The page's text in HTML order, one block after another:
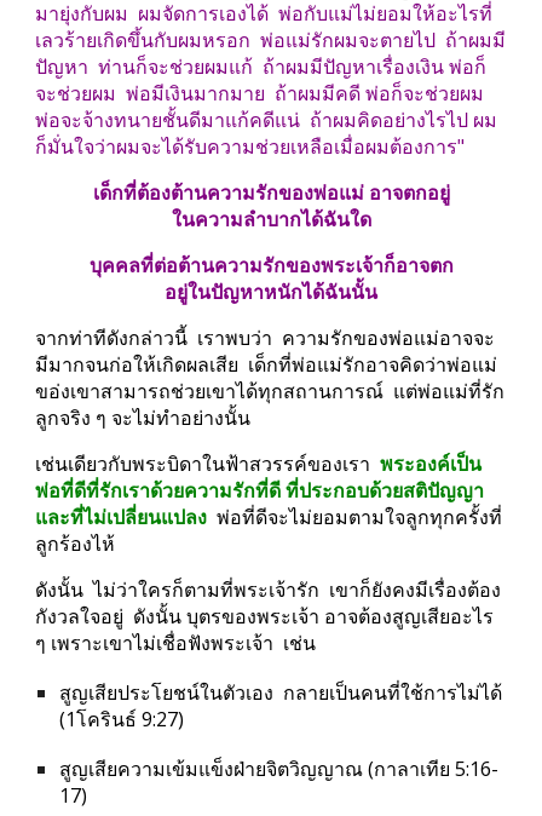
มายุ่งกับผม  ผมจัดการเองได้  พ่อกับแม่ไม่ยอมให้อะไรที่
เลวร้ายเกิดขึ้นกับผมหรอก  พ่อแม่รักผมจะตายไป  ถ้าผมมี
ปัญหา  ท่านก็จะช่วยผมแก้  ถ้าผมมีปัญหาเรื่องเงิน พ่อก็
จะช่วยผม  พ่อมีเงินมากมาย  ถ้าผมมีคดี พ่อก็จะช่วยผม
พ่อจะจ้างทนายชั้นดีมาแก้คดีแน่  ถ้าผมคิดอย่างไรไป ผม
ก็มั่นใจว่าผมจะได้รับความช่วยเหลือเมื่อผมต้องการ"
เด็กที่ต้องต้านความรักของพ่อแม่ อาจตกอยู่
ในความลำบากได้ฉันใด
บุคคลที่ต่อต้านความรักของพระเจ้าก็อาจตก
อยู่ในปัญหาหนักได้ฉันนั้น
จากท่าทีดังกล่าวนี้  เราพบว่า  ความรักของพ่อแม่อาจจะ
มีมากจนก่อให้เกิดผลเสีย  เด็กที่พ่อแม่รักอาจคิดว่าพ่อแม่
ขอ่งเขาสามารถช่วยเขาได้ทุกสถานการณ์  แต่พ่อแม่ที่รัก
ลูกจริง ๆ จะไม่ทำอย่างนั้น
เช่นเดียวกับพระบิดาในฟ้าสวรรค์ของเรา พระองค์เป็น
พ่อที่ดีที่รักเราด้วยความรักที่ดี ที่ประกอบด้วยสติปัญญา
และที่ไม่เปลี่ยนแปลง
  พ่อที่ดีจะไม่ยอมตามใจลูกทุกครั้งที่
ลูกร้องไห้
ดังนั้น  ไม่ว่าใครก็ตามที่พระเจ้ารัก  เขาก็ยังคงมีเรื่องต้อง
กังวลใจอยู่  ดังนั้น บุตรของพระเจ้า อาจต้องสูญเสียอะไร
ๆ เพราะเขาไม่เชื่อฟังพระเจ้า  เช่น
สูญเสียประโยชน์ในตัวเอง  กลายเป็นคนที่ใช้การไม่ได้
(1โครินธ์ 9:27)
สูญเสียความเข้มแข็งฝ่ายจิตวิญญาณ (กาลาเทีย 5:16-
17)